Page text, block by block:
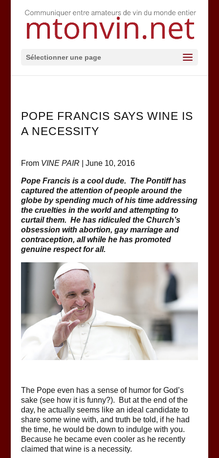
Sélectionner une page
POPE FRANCIS SAYS WINE IS
A NECESSITY
From VINE PAIR | June 10, 2016
Pope Francis is a cool dude. The Pontiff has
captured the attention of people around the
globe by spending much of his time addressing
the cruelties in the world and attempting to
curtail them. He has ridiculed the Church’s
obsession with abortion, gay marriage and
contraception, all while he has promoted
genuine respect for all.
The Pope even has a sense of humor for God’s
sake (see how it is funny?). But at the end of the
day, he actually seems like an ideal candidate to
share some wine with, and truth be told, if he had
the time, he would be down to indulge with you.
Because he became even cooler as he recently
claimed that wine is a necessity.